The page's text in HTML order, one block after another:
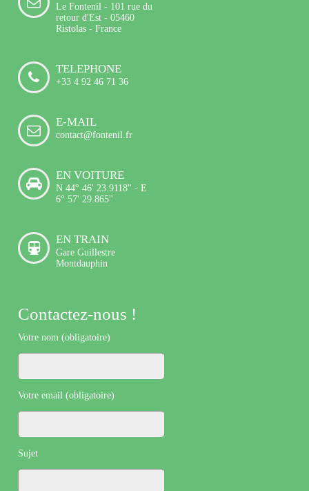
Le Fontenil - 101 rue du
retour d'Est - 05460
Ristolas - France
TELEPHONE
+33 4 92 46 71 36
E-MAIL
contact@fontenil.fr
EN VOITURE
N 44° 46' 23.9118'' - E
6° 57' 29.865''
EN TRAIN
Gare Guillestre
Montdauphin
Contactez-nous !
Votre nom (obligatoire)
Votre email (obligatoire)
Sujet